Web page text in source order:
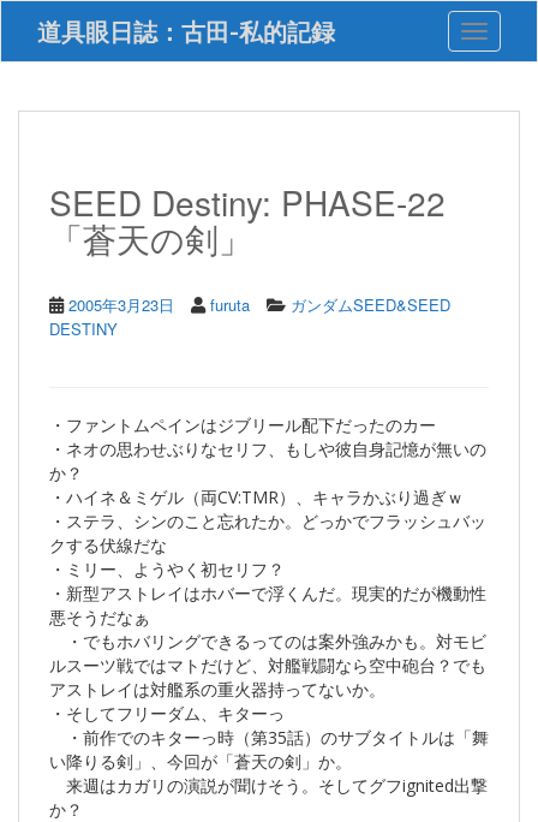
i
道具眼日誌：古田-私的記録 Toggle
SEED Destiny: PHASE-22
「蒼天の剣」
2005年3月23日 furuta
ガンダムSEED&SEED
DESTINY
・ファントムペインはジブリール配下だったのカー
・ネオの思わせぶりなセリフ、もしや彼自身記憶が無いの
か？
・ハイネ＆ミゲル（両CV:TMR）、キャラかぶり過ぎｗ
・ステラ、シンのこと忘れたか。どっかでフラッシュバッ
クする伏線だな
・ミリー、ようやく初セリフ？
・新型アストレイはホバーで浮くんだ。現実的だが機動性
悪そうだなぁ
・でもホバリングできるってのは案外強みかも。対モビ
ルスーツ戦ではマトだけど、対艦戦闘なら空中砲台？でも
アストレイは対艦系の重火器持ってないか。
・そしてフリーダム、キターっ
・前作でのキターっ時（第35話）のサブタイトルは「舞
い降りる剣」、今回が「蒼天の剣」か。
来週はカガリの演説が聞けそう。そしてグフignited出撃
か？